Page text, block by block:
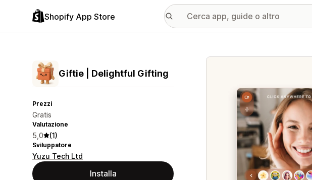
Shopify App Store
Giftie | Delightful Gifting
Prezzi
Gratis
Valutazione
5,0 (1)
Sviluppatore
Yuzu Tech Ltd
Installa
Galleria immagini in evidenza